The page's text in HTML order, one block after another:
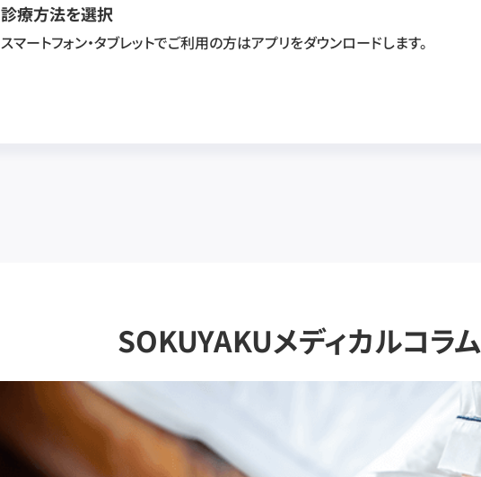
診療方法を選択
スマートフォン・タブレットでご利用の方はアプリをダウンロードします。
SOKUYAKUメディカルコラム